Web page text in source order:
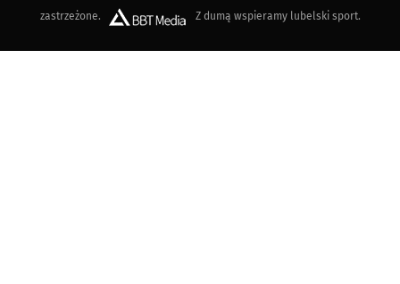
zastrzeżone.
Z dumą wspieramy lubelski sport.